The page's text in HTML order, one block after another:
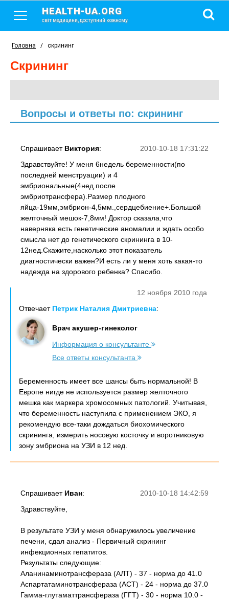
HEALTH-UA.ORG
світ медицини, доступний кожному
Головна / скрининг
скрининг
Вопросы и ответы по: скрининг
2010-10-18 17:31:22
Спрашивает Виктория:
Здравствуйте! У меня 6недель беременности(по
последней менструации) и 4
эмбриональные(4нед.после
эмбриотрансфера).Размер плодного
яйца-19мм,эмбрион-4,5мм.,сердцебиение+.Большой
желточный мешок-7,8мм! Доктор сказала,что
наверняка есть генетические аномалии и ждать особо
смысла нет до генетического скрининга в 10-
12нед.Скажите,насколько этот показатель
диагностически важен?И есть ли у меня хоть какая-то
надежда на здорового ребенка? Спасибо.
12 ноября 2010 года
Отвечает Петрик Наталия Дмитриевна:
Врач акушер-гинеколог
Информация о консультанте
Все ответы консультанта
Беременность имеет все шансы быть нормальной! В
Европе нигде не используется размер желточного
мешка как маркера хромосомных патологий. Учитывая,
что беременность наступила с применением ЭКО, я
рекомендую все-таки дождаться биохомического
скрининга, измерить носовую косточку и воротниковую
зону эмбриона на УЗИ в 12 нед.
2010-10-18 14:42:59
Спрашивает Иван:
Здравствуйте,
В результате УЗИ у меня обнаружилось увеличение
печени, сдал анализ - Первичный скрининг
инфекционных гепатитов.
Результаты следующие:
Аланинаминотрансфераза (АЛТ) - 37 - норма до 41.0
Аспартатаминотрансфераза (АСТ) - 24 - норма до 37.0
Гамма-глутаматтрансфераза (ГГТ) - 30 - норма 10.0 -